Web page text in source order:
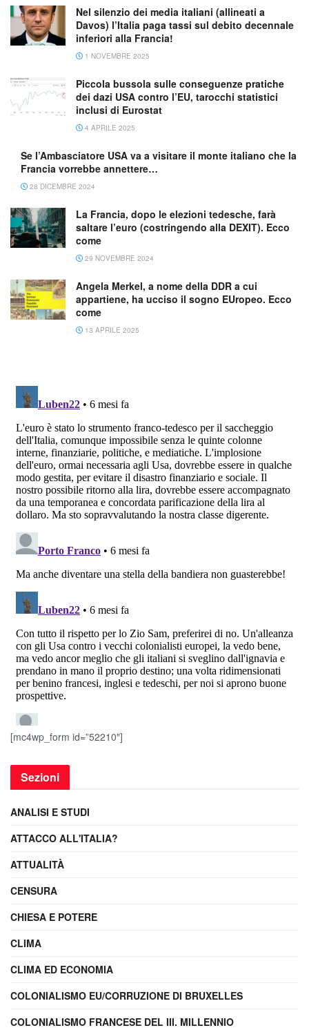
Nel silenzio dei media italiani (allineati a
Davos) l’Italia paga tassi sul debito decennale
inferiori alla Francia!
1 NOVEMBRE 2025
Piccola bussola sulle conseguenze pratiche
dei dazi USA contro l’EU, tarocchi statistici
inclusi di Eurostat
4 APRILE 2025
Se l’Ambasciatore USA va a visitare il monte italiano che la
Francia vorrebbe annettere…
28 DICEMBRE 2024
La Francia, dopo le elezioni tedesche, farà
saltare l’euro (costringendo alla DEXIT). Ecco
come
29 NOVEMBRE 2024
Angela Merkel, a nome della DDR a cui
appartiene, ha ucciso il sogno EUropeo. Ecco
come
13 APRILE 2025
[mc4wp_form id=”52210″]
Sezioni
ANALISI E STUDI
ATTACCO ALL'ITALIA?
ATTUALITÀ
CENSURA
CHIESA E POTERE
CLIMA
CLIMA ED ECONOMIA
COLONIALISMO EU/CORRUZIONE DI BRUXELLES
COLONIALISMO FRANCESE DEL III. MILLENNIO